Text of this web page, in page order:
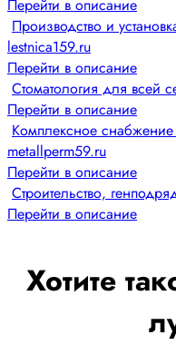
Перейти в описание
Производство и
lestnica159.ru
Перейти в описание
Стоматология для всей
Перейти в описание
Комплексное снабжение
metallperm59.ru
Перейти в описание
Строительство,
Перейти в описание
Хотите